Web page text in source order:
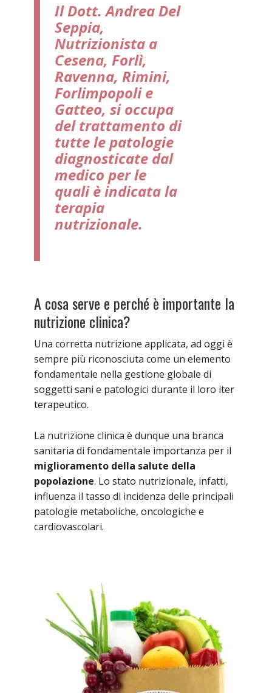
Il Dott. Andrea Del
Seppia,
Nutrizionista a
Cesena, Forlì,
Ravenna, Rimini,
Forlimpopoli e
Gatteo, si occupa
del trattamento di
tutte le patologie
diagnosticate dal
medico per le
quali è indicata la
terapia
nutrizionale.
A cosa serve e perché è importante la
nutrizione clinica?
Una corretta nutrizione applicata, ad oggi è
sempre più riconosciuta come un elemento
fondamentale nella gestione globale di
soggetti sani e patologici durante il loro iter
terapeutico.
La nutrizione clinica è dunque una branca
sanitaria di fondamentale importanza per il
miglioramento della salute della
popolazione. Lo stato nutrizionale, infatti,
influenza il tasso di incidenza delle principali
patologie metaboliche, oncologiche e
cardiovascolari.